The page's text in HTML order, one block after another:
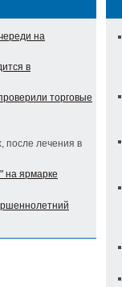
на
в
торговые
после лечения в
на ярмарке